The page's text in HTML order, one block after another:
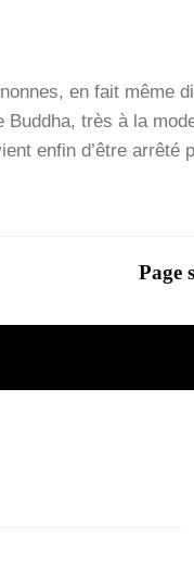
en fait même
très à la
enfin d’être arrê­té
Page